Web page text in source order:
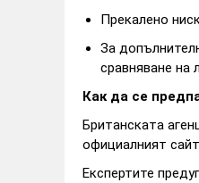
Прекалено
За
сравняване на
Как да се
Британската
официалният
Експертите